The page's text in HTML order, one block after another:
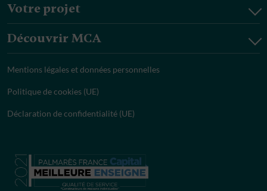
Votre projet
Découvrir MCA
Mentions légales et données personnelles
Politique de cookies (UE)
Déclaration de confidentialité (UE)